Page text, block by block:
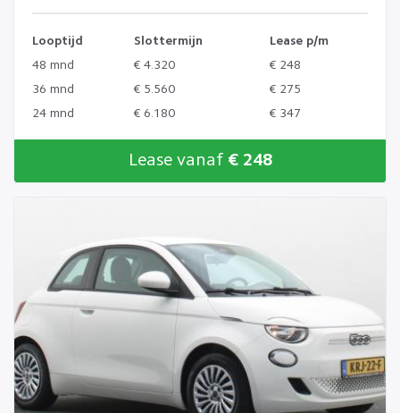
Looptijd Slottermijn
Lease p/m
48 mnd
€ 4.320
€ 248
36 mnd
€ 5.560
€ 275
24 mnd
€ 6.180 € 347
Lease vanaf € 248